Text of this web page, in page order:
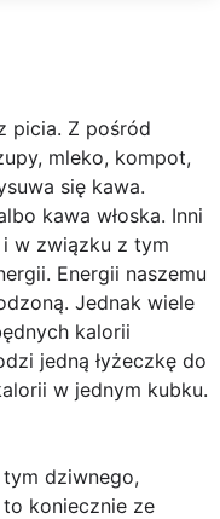
picia. Z pośród
mleko, kompot,
się kawa.
kawa włoska. Inni
w związku z tym
Energii naszemu
Jednak wiele
kalorii
jedną łyżeczkę do
w jednym kubku.
dziwnego,
koniecznie ze